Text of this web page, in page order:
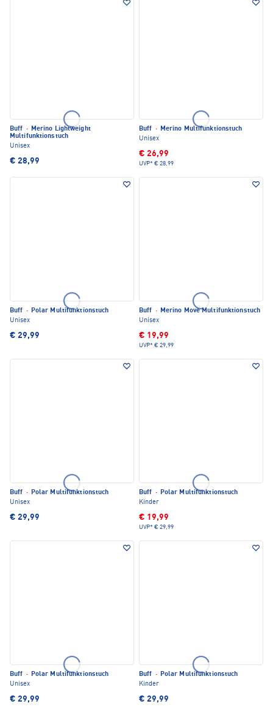
Buff · Merino Lightweight
Multifunktionstuch
Unisex
€ 28,99
Buff · Merino Multifunktionstuch
Unisex
€ 26,99
UVP* € 28,99
Buff · Polar Multifunktionstuch
Unisex
€ 29,99
Buff · Merino Move Multifunktionstuch
Unisex
€ 19,99
UVP* € 29,99
Buff · Polar Multifunktionstuch
Unisex
€ 29,99
Buff · Polar Multifunktionstuch
Kinder
€ 19,99
UVP* € 29,99
Buff · Polar Multifunktionstuch
Unisex
€ 29,99
Buff · Polar Multifunktionstuch
Kinder
€ 29,99